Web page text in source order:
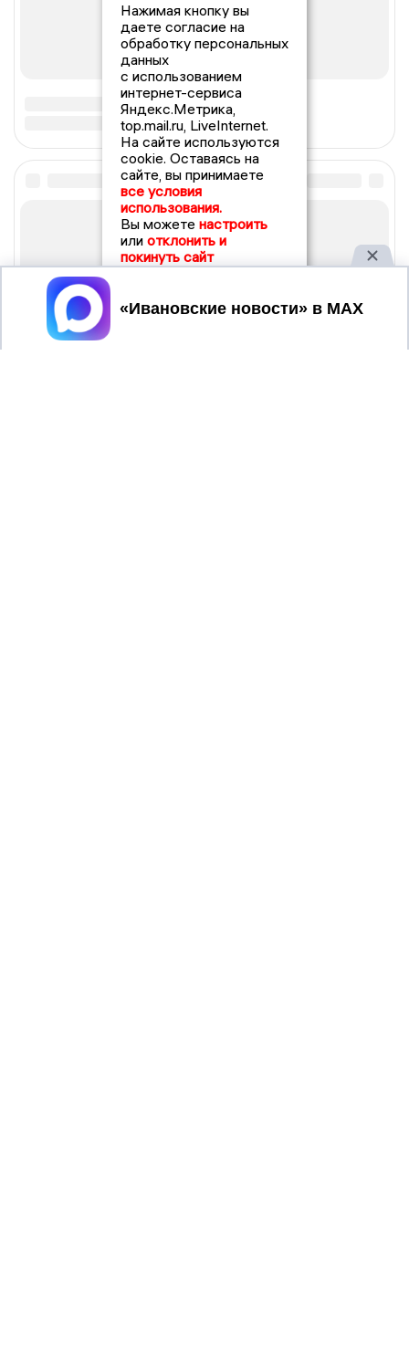
Нажимая кнопку вы
даете согласие на
обработку персональных
данных
с использованием
интернет-сервиса
Яндекс.Метрика,
top.mail.ru, LiveInternet.
На сайте используются
cookie. Оставаясь на
сайте, вы принимаете
все условия
использования.
Вы можете настроить
или отклонить и
покинуть сайт
Принять